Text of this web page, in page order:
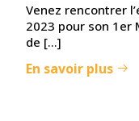
Venez rencontrer
2023 pour son 1er
de […]
En savoir plus